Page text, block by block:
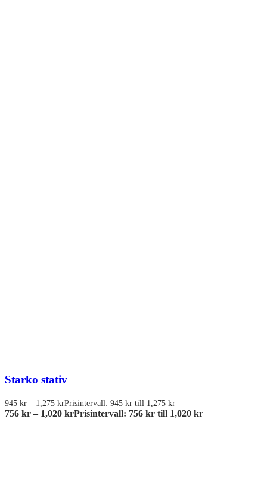
Starko stativ
945kr – 1,275krPrisintervall: 945 kr till 1,275 kr
756 kr – 1,020 krPrisintervall: 756 kr till 1,020 kr